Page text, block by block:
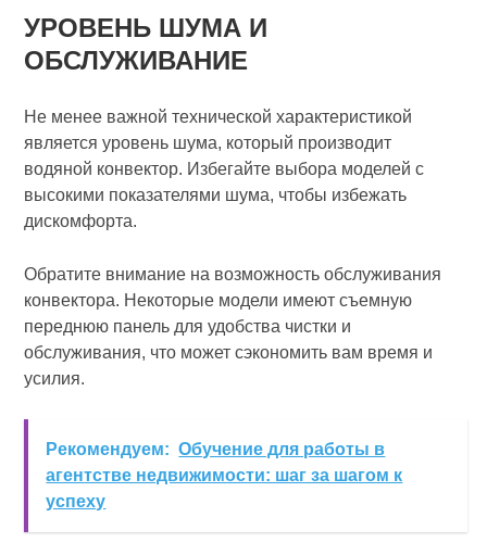
УРОВЕНЬ ШУМА И
ОБСЛУЖИВАНИЕ
Не менее важной технической характеристикой
является уровень шума, который производит
водяной конвектор. Избегайте выбора моделей с
высокими показателями шума, чтобы избежать
дискомфорта.
Обратите внимание на возможность обслуживания
конвектора. Некоторые модели имеют съемную
переднюю панель для удобства чистки и
обслуживания, что может сэкономить вам время и
усилия.
Рекомендуем: Обучение для работы в
агентстве недвижимости: шаг за шагом к
успеху